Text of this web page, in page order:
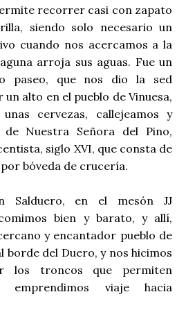
recorrer casi con zapato
siendo solo necesario un
cuando nos acercamos a la
arroja sus aguas. Fue un
paseo, que nos dio la sed
alto en el pueblo de Vinuesa,
cervezas, callejeamos y
Nuestra Señora del Pino,
siglo XVI, que consta de
bóveda de crucería.
Salduero, en el mesón JJ
comimos bien y barato, y allí,
y encantador pueblo de
borde del Duero, y nos hicimos
los troncos que permiten
emprendimos viaje hacia